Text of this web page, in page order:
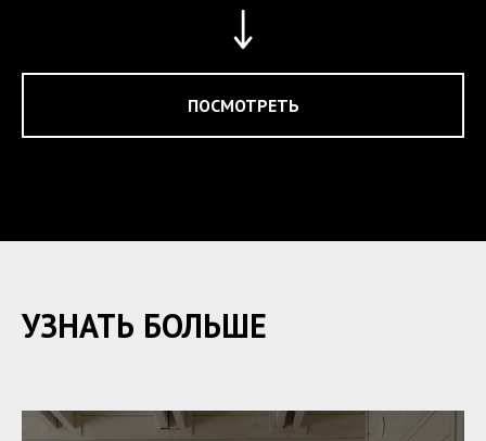
ПОСМОТРЕТЬ
УЗНАТЬ БОЛЬШЕ